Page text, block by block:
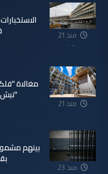
منذ 21
ساعة
منذ 21
مغالاة
منذ 23